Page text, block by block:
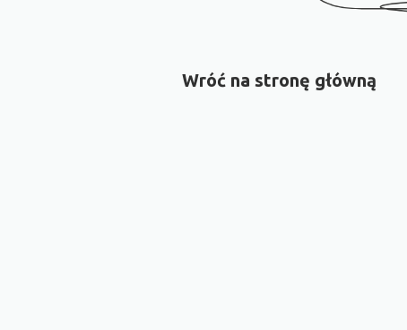
Wróć na stronę główną